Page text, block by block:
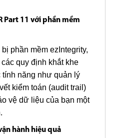
Part 11 với phần mềm
phần mềm ezIntegrity,
quy định khắt khe
tính năng như quản lý
kiểm toán (audit trail)
vệ dữ liệu của bạn một
hành hiệu quả